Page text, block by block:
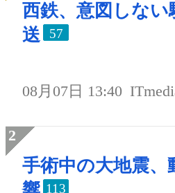
西鉄、意図しない
送
57
08月07日 13:40
手術中の大地震、
113